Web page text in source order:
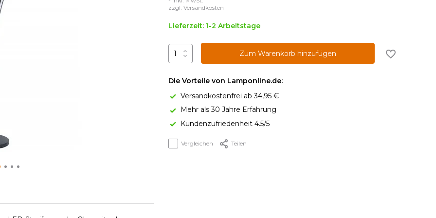
zzgl. Versandkosten
Lieferzeit: 1-2 Arbeitstage
Zum Warenkorb hinzufügen
Die Vorteile von Lamponline.de:
Versandkostenfrei ab 34,95 €
Mehr als 30 Jahre Erfahrung
Kundenzufriedenheit 4.5/5
Vergleichen Teilen